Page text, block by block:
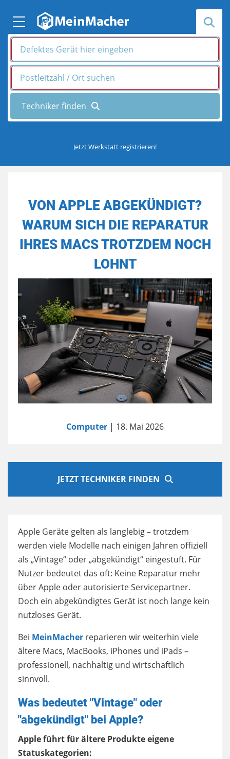
Jetzt Werkstatt registrieren!
VON APPLE ABGEKÜNDIGT?
WARUM SICH DIE REPARATUR
IHRES MACS TROTZDEM NOCH
LOHNT
Computer | 18. Mai 2026
JETZT TECHNIKER FINDEN
Apple Geräte gelten als langlebig – trotzdem
werden viele Modelle nach einigen Jahren offiziell
als „Vintage“ oder „abgekündigt“ eingestuft. Für
Nutzer bedeutet das oft: Keine Reparatur mehr
über Apple oder autorisierte Servicepartner.
Doch ein abgekündigtes Gerät ist noch lange kein
nutzloses Gerät.
Bei MeinMacher reparieren wir weiterhin viele
ältere Macs, MacBooks, iPhones und iPads –
professionell, nachhaltig und wirtschaftlich
sinnvoll.
Was bedeutet "Vintage" oder
"abgekündigt" bei Apple?
Apple führt für ältere Produkte eigene
Statuskategorien: